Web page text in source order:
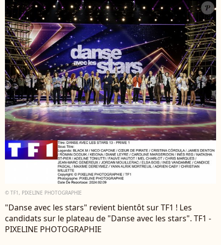
© TF1, PIXELINE PHOTOGRAPHIE
"Danse avec les stars" revient bientôt sur TF1 ! Les
candidats sur le plateau de "Danse avec les stars". TF1 -
PIXELINE PHOTOGRAPHIE